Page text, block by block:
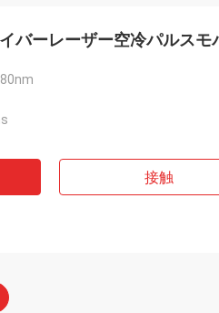
バーレーザー空冷パルス
接触